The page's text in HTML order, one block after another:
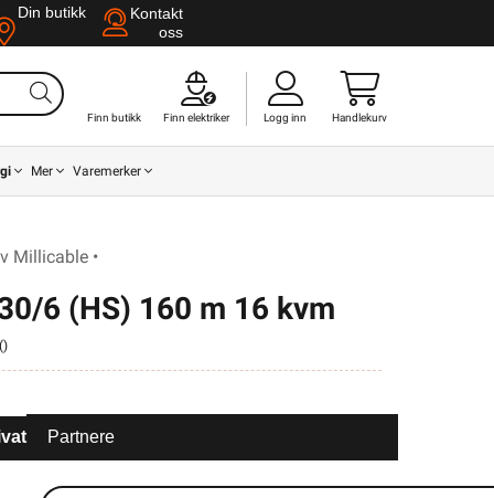
Din butikk
Kontakt
oss
Finn butikk Finn elektriker Logg inn Handlekurv
Mer Varemerker
Millicable •
6 (HS) 160 m 16 kvm
)
Partnere